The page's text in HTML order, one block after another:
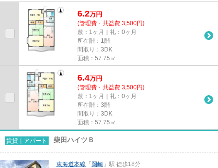
です。「サンタプレイス岡崎」...
6.2万円
(管理費・共益費 3,500円)
敷：1ヶ月｜礼：0ヶ月
所在階：1階
間取り：3DK
面積：57.75㎡
6.4万円
(管理費・共益費 3,500円)
敷：1ヶ月｜礼：0ヶ月
所在階：3階
間取り：3DK
面積：57.75㎡
賃貸｜アパート 柴田ハイツＢ
東海道本線 「 岡崎 」駅 徒歩18分